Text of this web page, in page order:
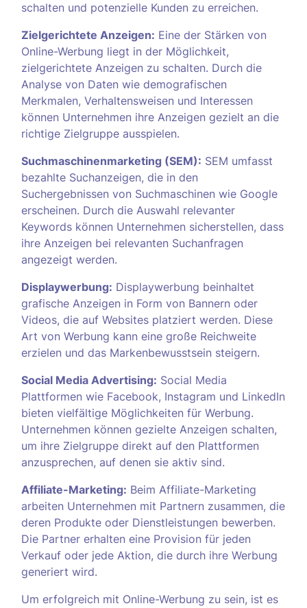
schalten und potenzielle Kunden zu erreichen.
Zielgerichtete Anzeigen: Eine der Stärken von
Online-Werbung liegt in der Möglichkeit,
zielgerichtete Anzeigen zu schalten. Durch die
Analyse von Daten wie demografischen
Merkmalen, Verhaltensweisen und Interessen
können Unternehmen ihre Anzeigen gezielt an die
richtige Zielgruppe ausspielen.
Suchmaschinenmarketing (SEM): SEM umfasst
bezahlte Suchanzeigen, die in den
Suchergebnissen von Suchmaschinen wie Google
erscheinen. Durch die Auswahl relevanter
Keywords können Unternehmen sicherstellen, dass
ihre Anzeigen bei relevanten Suchanfragen
angezeigt werden.
Displaywerbung: Displaywerbung beinhaltet
grafische Anzeigen in Form von Bannern oder
Videos, die auf Websites platziert werden. Diese
Art von Werbung kann eine große Reichweite
erzielen und das Markenbewusstsein steigern.
Social Media Advertising: Social Media
Plattformen wie Facebook, Instagram und LinkedIn
bieten vielfältige Möglichkeiten für Werbung.
Unternehmen können gezielte Anzeigen schalten,
um ihre Zielgruppe direkt auf den Plattformen
anzusprechen, auf denen sie aktiv sind.
Affiliate-Marketing: Beim Affiliate-Marketing
arbeiten Unternehmen mit Partnern zusammen, die
deren Produkte oder Dienstleistungen bewerben.
Die Partner erhalten eine Provision für jeden
Verkauf oder jede Aktion, die durch ihre Werbung
generiert wird.
Um erfolgreich mit Online-Werbung zu sein, ist es